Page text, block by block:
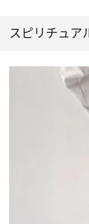
スピリチュア